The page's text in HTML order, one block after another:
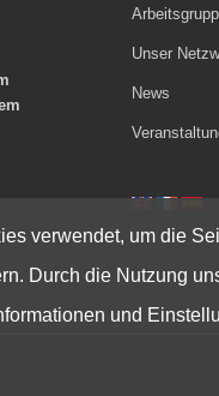
Unser
News
verwendet, um die
Durch die Nutzung
und